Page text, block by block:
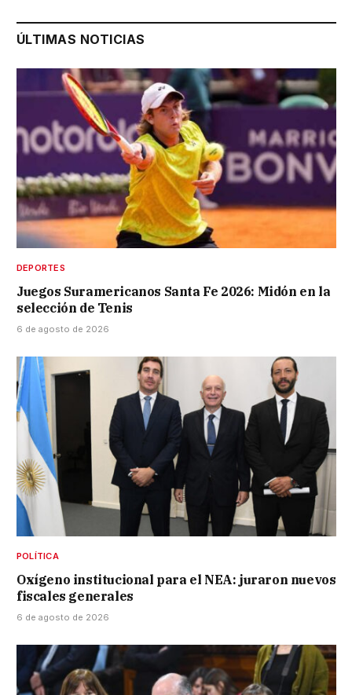
ÚLTIMAS NOTICIAS
DEPORTES
Juegos Suramericanos Santa Fe 2026: Midón en la
selección de Tenis
6 de agosto de 2026
POLÍTICA
Oxígeno institucional para el NEA: juraron nuevos
fiscales generales
6 de agosto de 2026